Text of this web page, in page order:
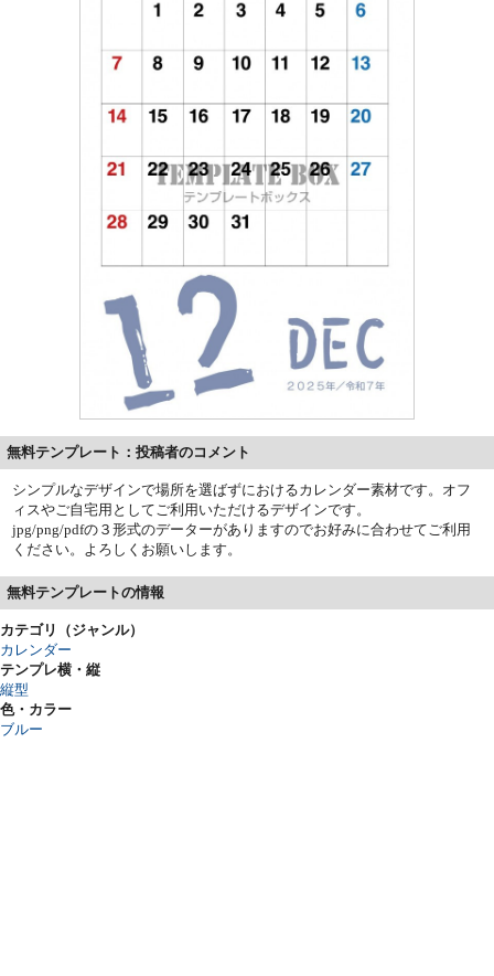
無料テンプレート：投稿者のコメント
シンプルなデザインで場所を選ばずにおけるカレンダー素材です。オフ
ィスやご自宅用としてご利用いただけるデザインです。
jpg/png/pdfの３形式のデーターがありますのでお好みに合わせてご利用
ください。よろしくお願いします。
無料テンプレートの情報
カテゴリ（ジャンル）
カレンダー
テンプレ横・縦
縦型
色・カラー
ブルー